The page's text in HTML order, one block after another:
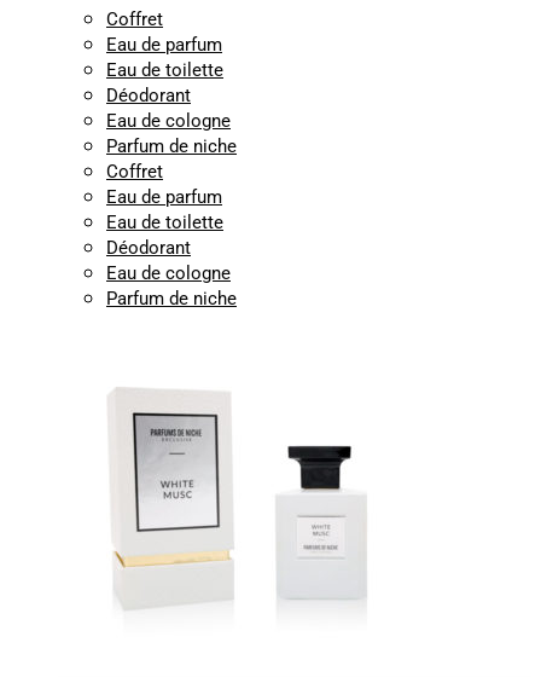
Coffret
Eau de parfum
Eau de toilette
Déodorant
Eau de cologne
Parfum de niche
Coffret
Eau de parfum
Eau de toilette
Déodorant
Eau de cologne
Parfum de niche